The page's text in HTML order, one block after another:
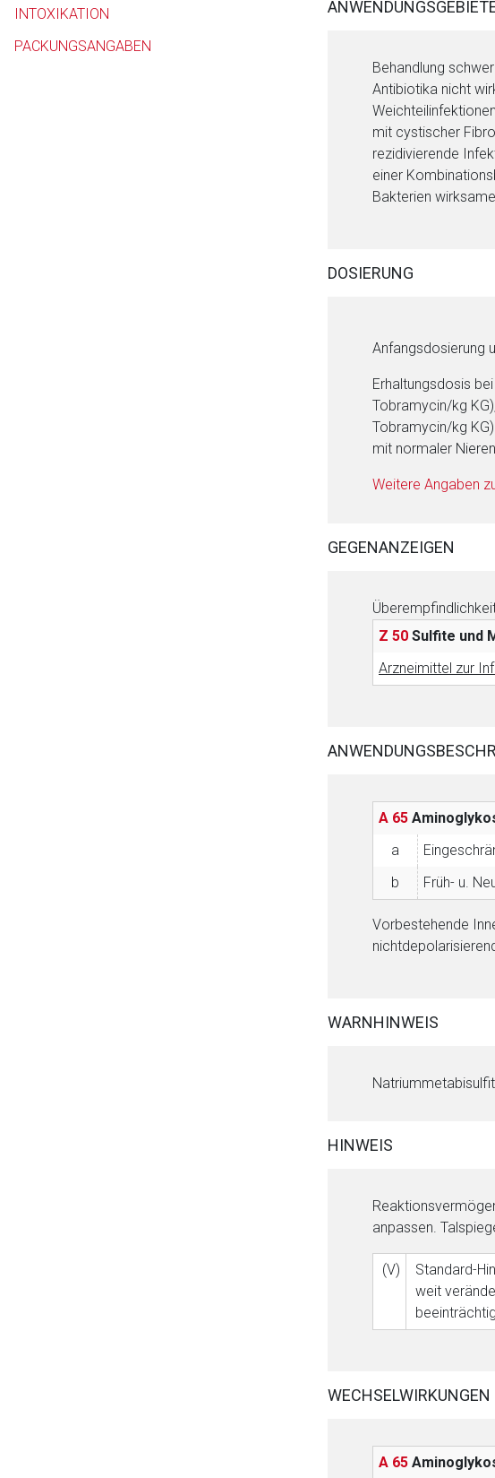
INTOXIKATION
PACKUNGSANGABEN
Behandlung
Antibiotika nicht
mit cystischer
rezidivierende
einer
Bakterien
DOSIERUNG
Anfangsdosierung
Erhaltungsdosis
Tobramycin/kg
Tobramycin/kg
mit normaler
Weitere Angaben
GEGENANZEIGEN
Z 50 Sulfite und
Arzneimittel zur
A 65
a
b
Früh- u.
Vorbestehende
WARNHINWEIS
HINWEIS
anpassen.
(V)
Standard-
weit
WECHSELWIRKUNGEN
A 65
Der von Ihnen aufgerufene Link